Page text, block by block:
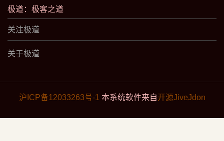
极道：极客之道
关注极道
关于极道
沪ICP备12033263号-1 本系统软件来自开源JiveJdon